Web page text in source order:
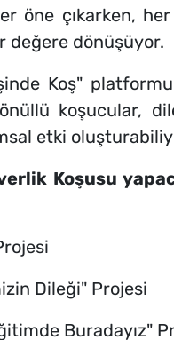
öne çıkarken,
değere dönüşüyor.
Koş"
koşucular,
etki
Koşusu
Dileği" Projesi
Buradayız"